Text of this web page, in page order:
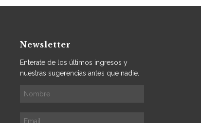
Newsletter
Enterate de los últimos ingresos y
nuestras sugerencias antes que nadie.